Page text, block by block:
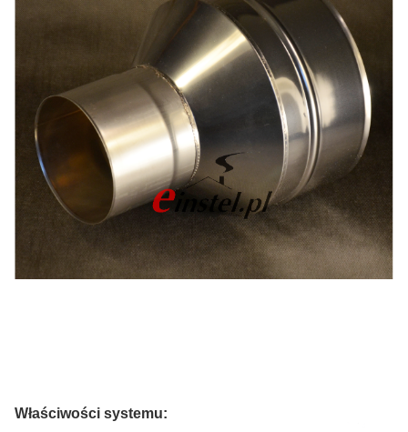
Właściwości systemu: